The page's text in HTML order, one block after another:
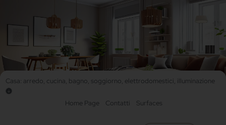
Casa: arredo, cucina, bagno, soggiorno, elettrodomestici, illuminazione
Home Page Contatti Surfaces